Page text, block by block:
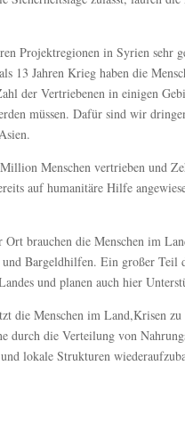
Projektregionen in Syrien sehr
13 Jahren Krieg haben die
der Vertriebenen in einigen
müssen. Dafür sind wir
Menschen vertrieben und
auf humanitäre Hilfe
Ort brauchen die Menschen im
Bargeldhilfen. Ein großer
und planen auch hier
die Menschen im Land,Krisen zu
durch die Verteilung von
lokale Strukturen